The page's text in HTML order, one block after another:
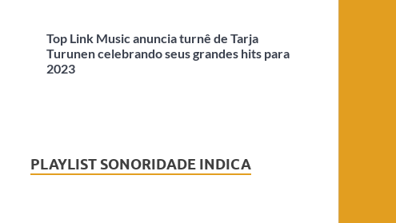
Top Link Music anuncia turnê de Tarja
Turunen celebrando seus grandes hits para
2023
PLAYLIST SONORIDADE INDICA